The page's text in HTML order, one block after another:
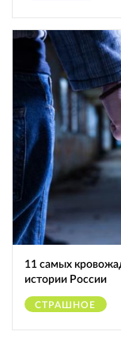
11 самых
истории России
СТРАШНОЕ